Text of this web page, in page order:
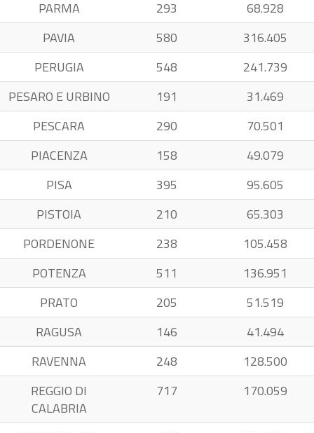
PARMA
293
68.928
PAVIA
580
316.405
PERUGIA
548
241.739
PESARO E URBINO
191
31.469
PESCARA
290
70.501
PIACENZA
158
49.079
PISA
395
95.605
PISTOIA
210
65.303
PORDENONE
238
105.458
POTENZA
511
136.951
PRATO
205
51.519
RAGUSA
146
41.494
RAVENNA
248
128.500
REGGIO DI
CALABRIA
717 170.059